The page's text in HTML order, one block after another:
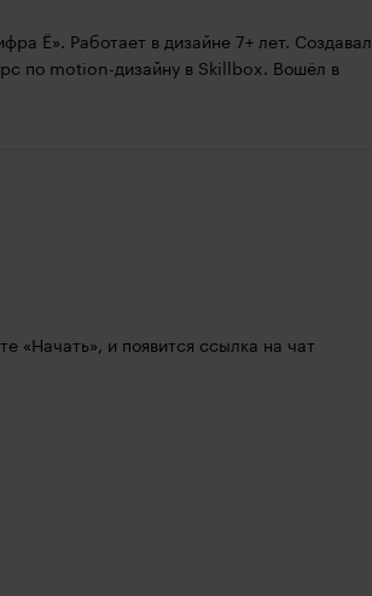
Ё». Работает в дизайне 7+ лет. Создавал
по motion-дизайну в Skillbox. Вошёл в
«Начать», и появится ссылка на чат